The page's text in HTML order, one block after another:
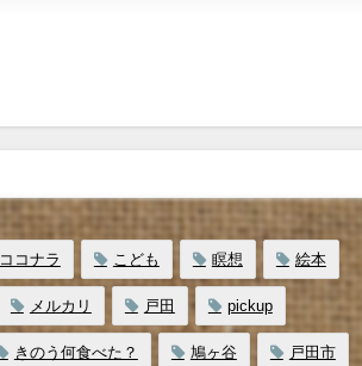
コナラ こども 瞑想 絵本
メルカリ 戸田 pickup
きのう何食べた？ 鳩ヶ谷 戸田市